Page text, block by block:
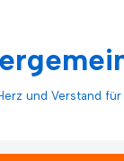
und Verstand